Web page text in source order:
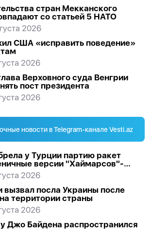
стран Мекканского
со статьей 5 НАТО
2026
США «исправить поведение»
2026
Верховного суда Венгрии
пост президента
2026
новости в Telegram-канале Vesti.az
у Турции партию ракет
версии "Хаймарсов"-
2026
посла Украины после
территории страны
2026
Джо Байдена распространился